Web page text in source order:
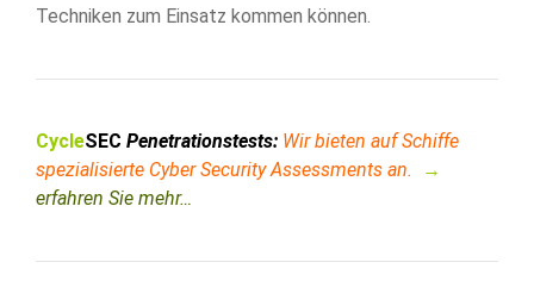
Techniken zum Einsatz kommen können.
CycleSEC Penetrationstests: Wir bieten auf Schiffe
spezialisierte Cyber Security Assessments an.
→
erfahren Sie mehr…